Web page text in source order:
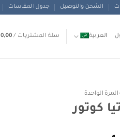
الشحن والتوصيل جدول المقاسات
العربية سلة المشتريات / 0,00
الواحدة